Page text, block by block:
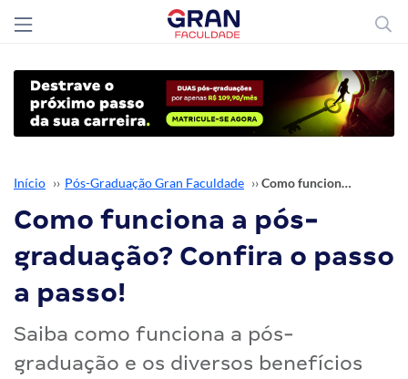
Início ›› Pós-Graduação Gran Faculdade ›› Como funciona a pós-graduação? Confira o passo a passo!
Como funciona a pós-
graduação? Confira o passo
a passo!
Saiba como funciona a pós-
graduação e os diversos benefícios